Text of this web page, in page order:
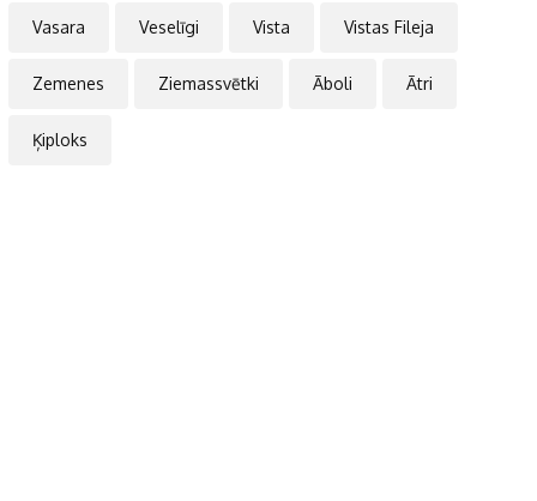
Vasara Veselīgi Vista Vistas Fileja
Zemenes Ziemassvētki Āboli Ātri
Ķiploks